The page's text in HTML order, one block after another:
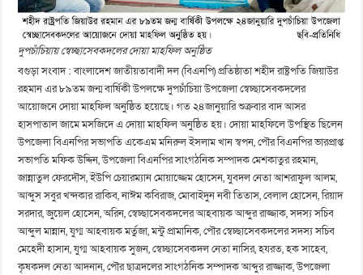
দুপচাঁচিয়ায় স্বেচ্ছাসেবকদলের দোয়া মাহফিল অনুষ্ঠিত
বগুড়া সংবাদ : বাংলাদেশ জাতীয়তাবাদী দল (বিএনপি) প্রতিষ্ঠাতা শহীদ রাষ্ট্রপতি জিয়াউর
রহমান এর ৮৯তম জন্ম বার্ষিকী উপলক্ষে দুপচাঁচিয়া উপজেলা স্বেচ্ছাসেবকদলের
আয়োজনে দোয়া মাহফিল অনুষ্ঠিত হয়েছে। গত ২৪জানুয়ারি শুক্রবার বাদ আসর
হাসপাতাল জামে মসজিদে এ দোয়া মাহফিল অনুষ্ঠিত হয়। দোয়া মাহফিলে উপস্থিত ছিলেন
উপজেলা বিএনপির সভাপতি একেএম মনিরুল ইসলাম খান স্বপন, পৌর বিএনপির ভারপ্রাপ্ত
সভাপতি মফিক উদ্দিন, উপজেলা বিএনপির সাংগঠনিক সম্পাদক মেশকাতুর রহমান,
জান্নাতুল ফেরদৌস, ইউপি চেয়ারম্যান মোয়াজ্জেম হোসেন, যুবদল নেতা আশরাফুল আলম,
আব্দুস সবুর খন্দকার রাকিব, নাঈম কবিরাজ, মোবাইদুন নবী তিতাস, বেলাল হোসেন, রিয়াদ
সরদার, জুয়েল হোসেন, অরিন, স্বেচ্ছাসেবকদলের আহবায়ক আব্দুর রাজ্জাক, সদস্য সচিব
আব্দুল মান্নান, যুগ্ম আহবায়ক মর্তুজা, মন্টু প্রামানিক, পৌর স্বেচ্ছাসেবকদলের সদস্য সচিব
মেহেদী হাসান, যুগ্ম আহবায়ক সুজন, স্বেচ্ছাসেবকদল নেতা নাসির, হযরত, হক সাহেব,
কৃষকদল নেতা আদনান, পৌর ছাত্রদলের সাংগঠনিক সম্পাদক আব্দুর রাজ্জাক, উপজেলা